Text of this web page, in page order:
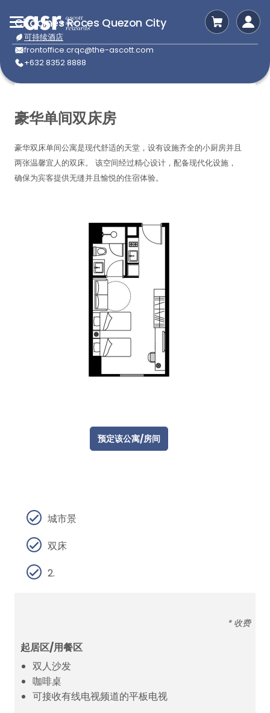
Citadines Roces Quezon City
可持续酒店
frontoffice.crqc@the-ascott.com
+632 8352 8888
豪华单间双床房
豪华双床单间公寓是现代舒适的天堂，设有设施齐全的小厨房并且
两张温馨宜人的双床。 该空间经过精心设计，配备现代化设施，
确保为宾客提供无缝并且愉悦的住宿体验。
预定该公寓/房间
城市景
双床
2.
* 收费
起居区/用餐区
双人沙发
咖啡桌
可接收有线电视频道的平板电视